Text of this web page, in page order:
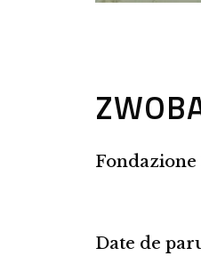
Date de